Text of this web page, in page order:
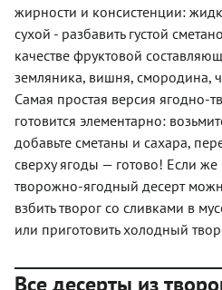
жирности и консистенции:
сухой - разбавить густой
качестве фруктовой
земляника, вишня, смородина,
Самая простая версия ягодно-
готовится элементарно:
добавьте сметаны и сахара,
сверху ягоды — готово! Если же
творожно-ягодный десерт
взбить творог со сливками в
или приготовить холодный
Все десерты из